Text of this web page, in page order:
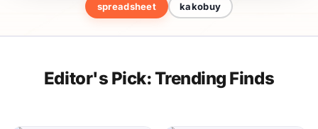
spreadsheet kakobuy
Editor's Pick: Trending Finds